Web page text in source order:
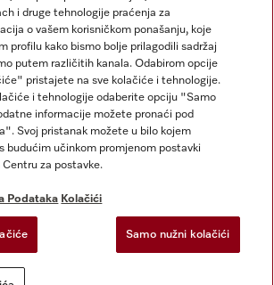
i druge tehnologije praćenja za
o vašem korisničkom ponašanju, koje
profilu kako bismo bolje prilagodili sadržaj
putem različitih kanala. Odabirom opcije
pristajete na sve kolačiće i tehnologije.
i tehnologije odaberite opciju "Samo
informacije možete pronaći pod
Svoj pristanak možete u bilo kojem
budućim učinkom promjenom postavki
za postavke.
Podataka Kolačići
Samo nužni kolačići